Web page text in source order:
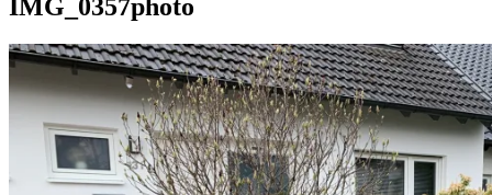
IMG_0357photo